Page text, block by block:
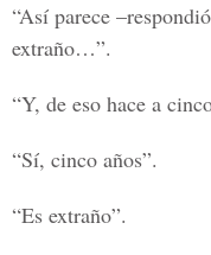
“Así parece
extraño…”.
“Y, de eso hace a
“Sí, cinco años”.
“Es extraño”.